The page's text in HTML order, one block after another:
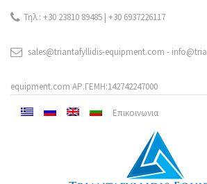
Τηλ.: +30 23810 89485 | +30 6937226117
sales@triantafyllidis-equipment.com -
equipment.com ΑΡ.ΓΕΜΗ:142742247000
Επικοινωνια